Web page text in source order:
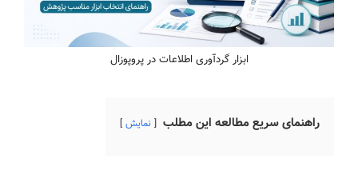
ابزار گردآوری اطلاعات در پروپوزال
راهنمای سریع مطالعه این مطلب نمایش